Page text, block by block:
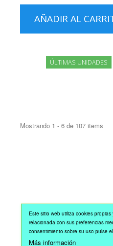
AÑADIR AL
ÚLTIMAS UNIDADES
Mostrando 1 - 6 de 107 items
Este sitio web utiliza cookies
relacionada con sus preferencias
consentimiento sobre su uso pulse
Más información